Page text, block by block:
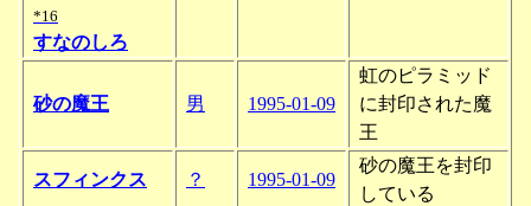
*16
すなのしろ
砂の魔王 男 1995-01-09
虹のピラミッド
に封印された魔
王
スフィンクス ？ 1995-01-09
砂の魔王を封印
している